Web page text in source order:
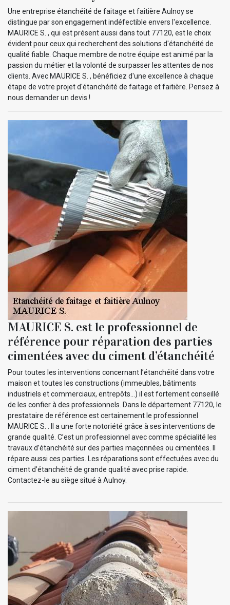
Une entreprise étanchéité de faitage et faitière Aulnoy se
distingue par son engagement indéfectible envers l'excellence.
MAURICE S. , qui est présent aussi dans tout 77120, est le choix
évident pour ceux qui recherchent des solutions d'étanchéité de
qualité fiable. Chaque membre de notre équipe est animé par la
passion du métier et la volonté de surpasser les attentes de nos
clients. Avec MAURICE S. , bénéficiez d'une excellence à chaque
étape de votre projet d'étanchéité de faitage et faitière. Pensez à
nous demander un devis !
MAURICE S. est le professionnel de
référence pour réparation des parties
cimentées avec du ciment d’étanchéité
Pour toutes les interventions concernant l’étanchéité dans votre
maison et toutes les constructions (immeubles, bâtiments
industriels et commerciaux, entrepôts…) il est fortement conseillé
de les confier à des professionnels. Dans le département 77120, le
prestataire de référence est certainement le professionnel
MAURICE S. . Il a une forte notoriété grâce à ses interventions de
grande qualité. C’est un professionnel avec comme spécialité les
travaux d’étanchéité sur des parties maçonnées ou cimentées. Il
répare aussi ces parties. Les réparations sont effectuées avec du
ciment d’étanchéité de grande qualité avec prise rapide.
Contactez-le au siège situé à Aulnoy.